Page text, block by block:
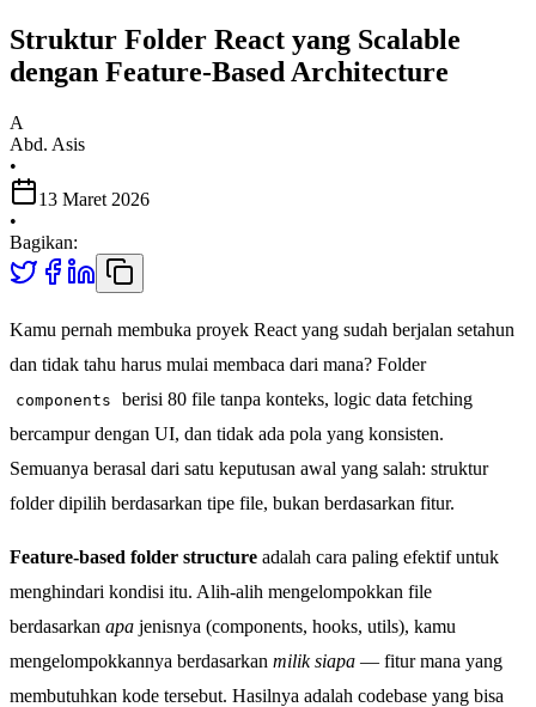
Struktur Folder React yang Scalable
dengan Feature-Based Architecture
A
Abd. Asis
•
13 Maret 2026
•
Bagikan:
Kamu pernah membuka proyek React yang sudah berjalan setahun
dan tidak tahu harus mulai membaca dari mana? Folder
components
berisi 80 file tanpa konteks, logic data fetching
bercampur dengan UI, dan tidak ada pola yang konsisten.
Semuanya berasal dari satu keputusan awal yang salah: struktur
folder dipilih berdasarkan tipe file, bukan berdasarkan fitur.
Feature-based folder structure adalah cara paling efektif untuk
menghindari kondisi itu. Alih-alih mengelompokkan file
berdasarkan apa jenisnya (components, hooks, utils), kamu
mengelompokkannya berdasarkan milik siapa — fitur mana yang
membutuhkan kode tersebut. Hasilnya adalah codebase yang bisa